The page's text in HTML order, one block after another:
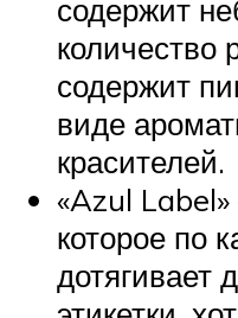
содержит
количество
содержит
виде
красителей.
«Azul
которое по
дотягивает